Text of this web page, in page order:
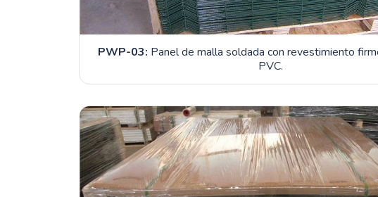
PWP-03: Panel de malla soldada con revestimiento
PVC.